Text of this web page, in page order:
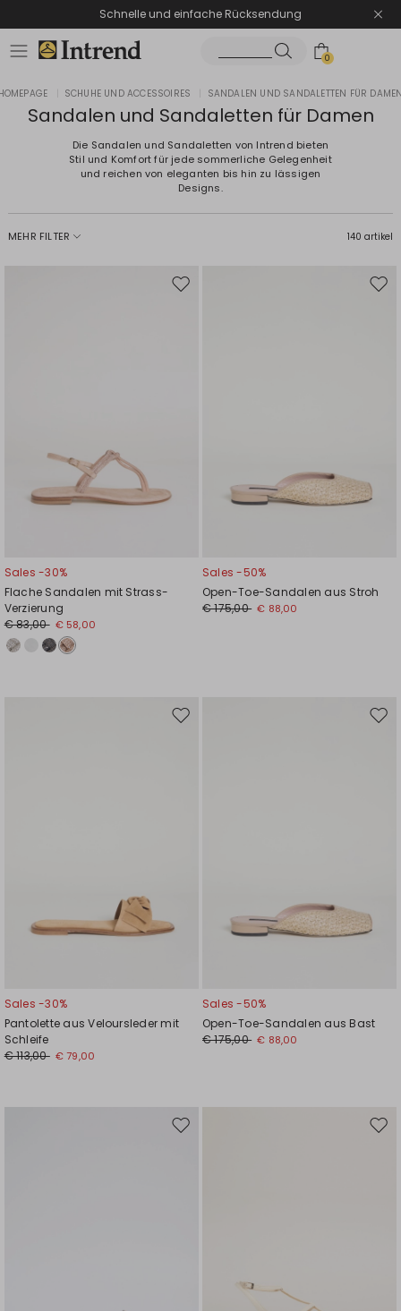
Schnelle und einfache Rücksendung
0
SCHUHE UND ACCESSOIRES SANDALEN UND SANDALETTEN FÜR
Sandalen und Sandaletten für Damen
Die Sandalen und Sandaletten von Intrend bieten
Stil und Komfort für jede sommerliche Gelegenheit
und reichen von eleganten bis hin zu lässigen
Designs.
MEHR FILTER 140 artikel
Auf
Sales -30%
Flache Sandalen mit Strass-
Verzierung
€ 83,00 € 58,00
Auf
Sales -50%
Open-Toe-Sandalen aus Stroh
€ 175,00 € 88,00
Auf
Sales -30%
Pantolette aus Veloursleder mit
Schleife
€ 113,00 € 79,00
Auf
Sales -50%
Open-Toe-Sandalen aus Bast
€ 175,00 € 88,00
Auf
Auf